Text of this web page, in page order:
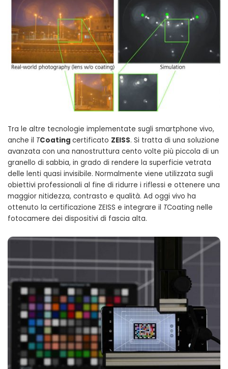
Tra le altre tecnologie implementate sugli smartphone vivo,
anche il TCoating certificato ZEISS. Si tratta di una soluzione
avanzata con una nanostruttura cento volte più piccola di un
granello di sabbia, in grado di rendere la superficie vetrata
delle lenti quasi invisibile. Normalmente viene utilizzata sugli
obiettivi professionali al fine di ridurre i riflessi e ottenere una
maggior nitidezza, contrasto e qualità. Ad oggi vivo ha
ottenuto la certificazione ZEISS e integrare il TCoating nelle
fotocamere dei dispositivi di fascia alta.